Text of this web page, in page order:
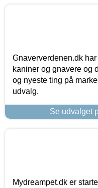
Gnaververdenen.dk
kaniner og gnavere og
og nyeste ting på
udvalg.
Se udvalget
Mydreampet.dk er